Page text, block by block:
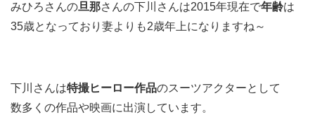
みひろさんの旦那さんの下川さんは2015年現在で年齢は
35歳となっており妻よりも2歳年上になりますね～
下川さんは特撮ヒーロー作品のスーツアクターとして
数多くの作品や映画に出演しています。